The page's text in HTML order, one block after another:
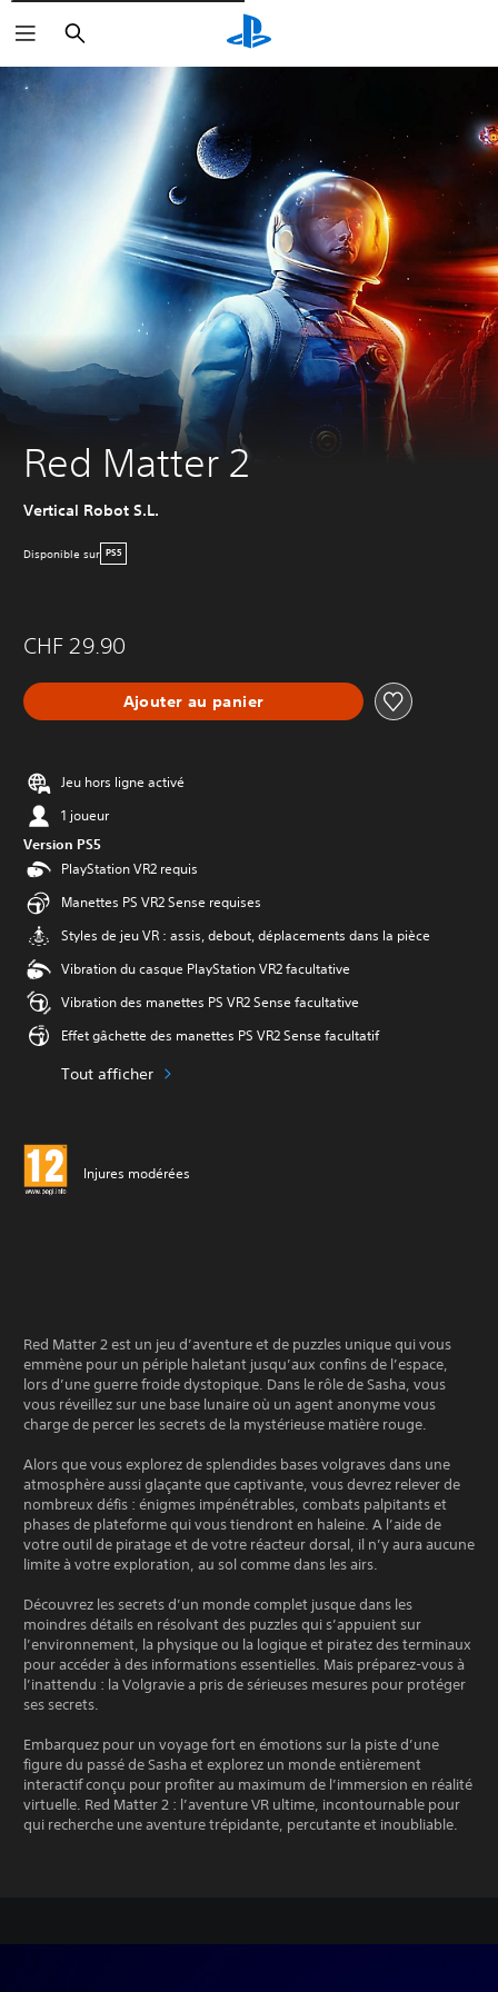
Rechercher
Red Matter 2
Vertical Robot S.L.
Disponible sur PS5
CHF 29.90
Ajouter au panier
Jeu hors ligne activé
1 joueur
Version PS5
PlayStation VR2 requis
Manettes PS VR2 Sense requises
Styles de jeu VR : assis, debout, déplacements dans la pièce
Vibration du casque PlayStation VR2 facultative
Vibration des manettes PS VR2 Sense facultative
Effet gâchette des manettes PS VR2 Sense facultatif
Tout afficher
Injures modérées
Red Matter 2 est un jeu d’aventure et de puzzles unique qui vous
emmène pour un périple haletant jusqu’aux confins de l’espace,
lors d’une guerre froide dystopique. Dans le rôle de Sasha, vous
vous réveillez sur une base lunaire où un agent anonyme vous
charge de percer les secrets de la mystérieuse matière rouge.
Alors que vous explorez de splendides bases volgraves dans une
atmosphère aussi glaçante que captivante, vous devrez relever de
nombreux défis : énigmes impénétrables, combats palpitants et
phases de plateforme qui vous tiendront en haleine. A l’aide de
votre outil de piratage et de votre réacteur dorsal, il n’y aura aucune
limite à votre exploration, au sol comme dans les airs.
Découvrez les secrets d’un monde complet jusque dans les
moindres détails en résolvant des puzzles qui s’appuient sur
l’environnement, la physique ou la logique et piratez des terminaux
pour accéder à des informations essentielles. Mais préparez-vous à
l’inattendu : la Volgravie a pris de sérieuses mesures pour protéger
ses secrets.
Embarquez pour un voyage fort en émotions sur la piste d’une
figure du passé de Sasha et explorez un monde entièrement
interactif conçu pour profiter au maximum de l’immersion en réalité
virtuelle. Red Matter 2 : l’aventure VR ultime, incontournable pour
qui recherche une aventure trépidante, percutante et inoubliable.